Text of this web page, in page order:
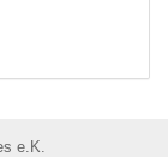
e.K.